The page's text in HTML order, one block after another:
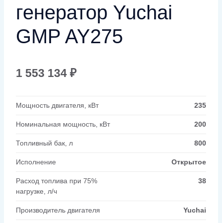
генератор Yuchai
GMP AY275
1 553 134 ₽
Мощность двигателя, кВт 235
Номинальная мощность, кВт 200
Топливный бак, л 800
Исполнение Открытое
Расход топлива при 75%
нагрузке, л/ч
38
Производитель двигателя Yuchai